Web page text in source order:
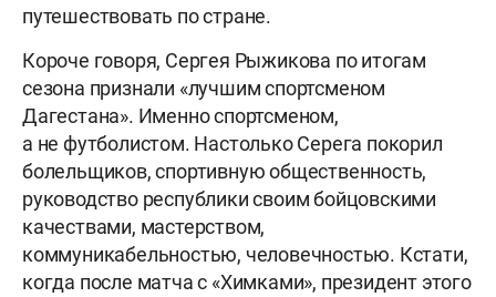
путешествовать по стране.
Короче говоря, Сергея Рыжикова по итогам
сезона признали «лучшим спортсменом
Дагестана». Именно спортсменом,
а не футболистом. Настолько Серега покорил
болельщиков, спортивную общественность,
руководство республики своим бойцовскими
качествами, мастерством,
коммуникабельностью, человечностью. Кстати,
когда после матча с «Химками», президент этого